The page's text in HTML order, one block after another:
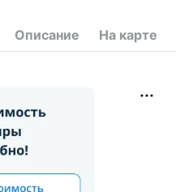
Описание На карте